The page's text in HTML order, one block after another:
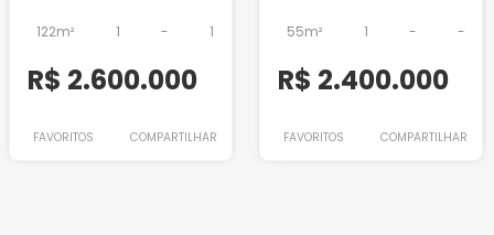
122m² 1 - 1
R$ 2.600.000
FAVORITOS COMPARTILHAR
55m² 1 - -
R$ 2.400.000
FAVORITOS COMPARTILHAR